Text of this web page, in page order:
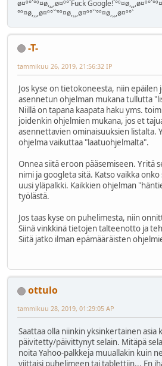
ø¤º°`°º¤ø,¸¸,ø¤º°`Fuck
°º¤ø,¸¸,ø¤º°``°º¤ø,¸¸,ø¤º°``°º¤ø,¸¸,ø¤º°`
-T-
tammikuu 26, 2019, 21:56:32 IP
Jos kyse on tietokoneesta, niin epäilen
asennetun ohjelman mukana tullutta
Niillä on tapana kaapata haku yms.
joidenkin ohjelmien mukana, jos et
asennettavien ominaisuuksien listalta.
ohjelma vaikuttaa "laatuohjelmalta".
Onnea siitä eroon pääsemiseen. Yritä
nimi ja googleta sitä. Katso vaikka
uusi yläpalkki. Kaikkien ohjelman
työlästä.
Jos taas kyse on puhelimesta, niin
Siinä vinkkinä tietojen talteenotto ja
Siitä jatko ilman epämääräisten
ottulo
tammikuu 28, 2019, 01:29:05 AP
Saattaa olla niinkin yksinkertainen asia
päivitetty/päivittynyt selain. Mitäpä
noita Yahoo-palkkeja muuallakin kuin
viittaisi puhelimeen tai tablettiin... En